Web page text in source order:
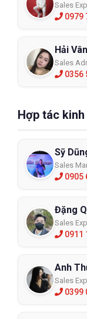
Sales
0979
Hải Vân
Sales
0356
Hợp tác
Sỹ
Sales
0905
Đặng
Sales
0911
Anh
Sales
0399